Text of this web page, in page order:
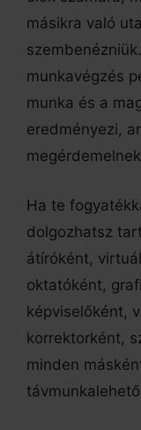
másikra való
munkavégzés
munka és a
eredményezi,
Ha te
dolgozhatsz
átíróként,
oktatóként,
képviselőként,
korrektorként,
minden